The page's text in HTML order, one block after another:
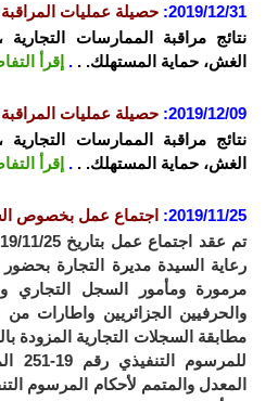
2019/12/31
: حصيلة عمليات المراقبة
نتائج مراقبة الممارسات
الغش، حماية المستهلك. . . إقرأ
2019/12/09
: حصيلة عمليات المراقبة
نتائج مراقبة الممارسات
الغش، حماية المستهلك. . . إقرأ
2019/11/25
: اجتماع عمل بخصوص
رعاية السيدة مديرة التجارة
مرمورة ومأمور السجل التجاري
والحرفيين الجزائريين واطارات
مطابقة السجلات التجارية المزودة